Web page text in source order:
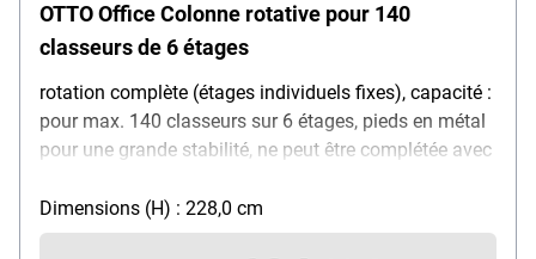
OTTO Office Colonne rotative pour 140
classeurs de 6 étages
rotation complète (étages individuels fixes), capacité :
pour max. 140 classeurs sur 6 étages, pieds en métal
pour une grande stabilité, ne peut être complétée avec
Dimensions (H) : 228,0 cm